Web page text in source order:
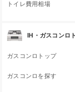
トイレ費用相場
IH・ガスコンロ
ガスコンロトップ
ガスコンロを探す